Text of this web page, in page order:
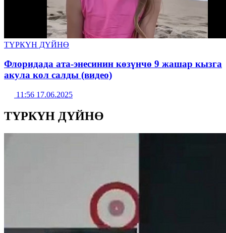
ТҮРКҮН ДҮЙНӨ
Флоридада ата-энесинин көзүнчө 9 жашар кызга
акула кол салды (видео)
11:56 17.06.2025
ТҮРКҮН ДҮЙНӨ